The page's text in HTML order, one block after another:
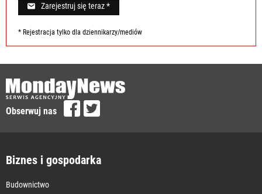
Zarejestruj się teraz *
* Rejestracja tylko dla dziennikarzy/mediów
Obserwuj nas
Biznes i gospodarka
Budownictwo